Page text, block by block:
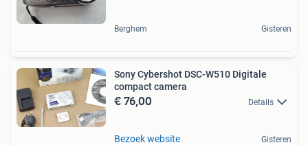
Berghem Gisteren
Sony Cybershot DSC-W510 Digitale
compact camera
€ 76,00 Details
Bezoek website Gisteren